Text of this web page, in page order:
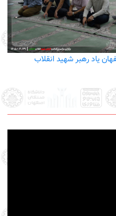
یاد رهبر شهید انقلاب